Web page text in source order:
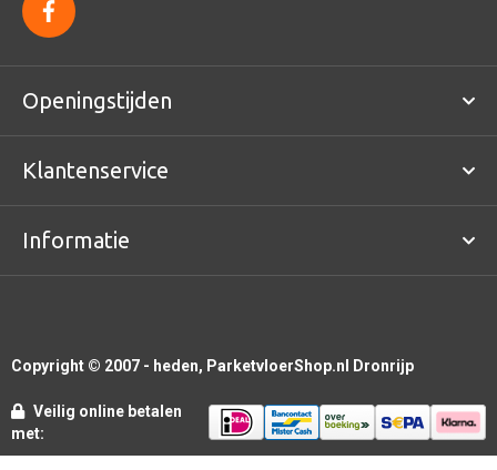
f
a
c
e
o
o
Openingstijden
Klantenservice
Informatie
Copyright © 2007 - heden, ParketvloerShop.nl Dronrijp
Veilig online betalen
met: